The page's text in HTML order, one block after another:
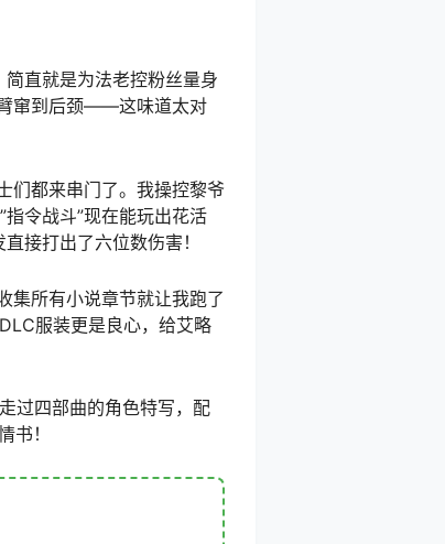
直就是为法老控粉丝量身
臂窜到后颈——这味道太对
们都来串门了。我操控黎爷
令战斗”现在能玩出花活
接打出了六位数伤害！
集所有小说章节就让我跑了
服装更是良心，给艾略
过四部曲的角色特写，配
！